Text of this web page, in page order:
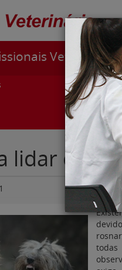
Veterinários
Cursos
lidar com